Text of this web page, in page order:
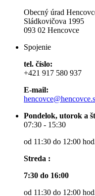
Obecný úrad
Sládkovičova 1995
093 02 Hencovce
Spojenie
tel. číslo:
+421 917 580 937
E-mail:
Pondelok, utorok a
07:30 - 15:30
od 11:30 do 12:00
Streda :
7:30 do 16:00
od 11:30 do 12:00